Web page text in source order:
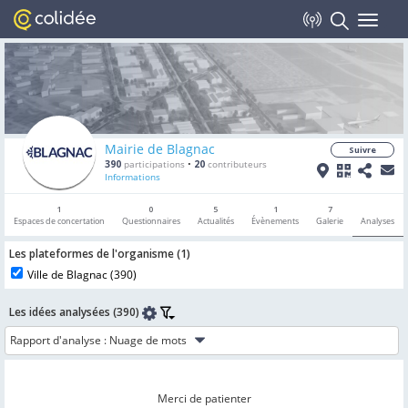
Toggle
Mairie de Blagnac
390 participations • 20 contributeurs
Informations
Suivre
1
Espaces de concertation
0
Questionnaires
5
Actualités
1
Évènements
7
Galerie
Analyses
Les plateformes de l'organisme (1)
Ville de Blagnac (390)
Les idées analysées (390)
Rapport d'analyse :
Merci de patienter